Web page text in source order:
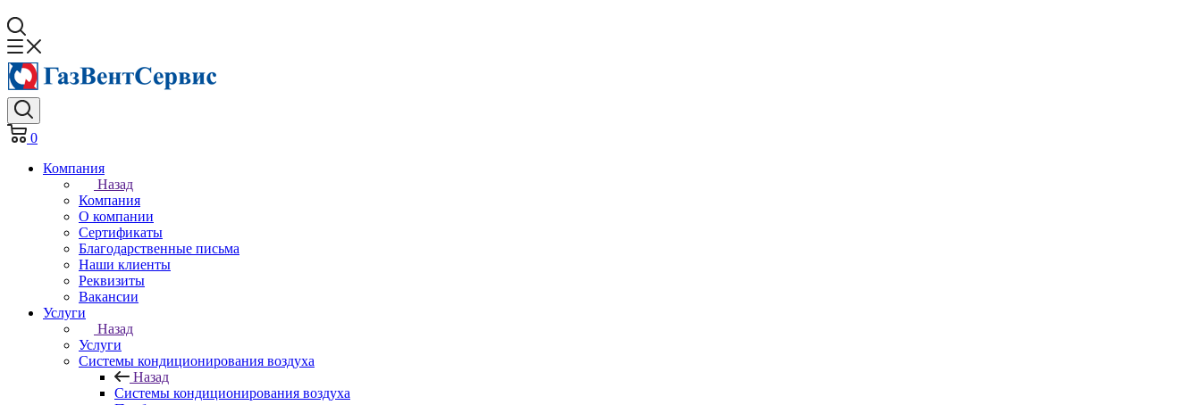
0
Компания
Назад
Компания
О компании
Сертификаты
Благодарственные письма
Наши клиенты
Реквизиты
Вакансии
Услуги
Назад
Услуги
Системы кондиционирования воздуха
Назад
Системы кондиционирования воздуха